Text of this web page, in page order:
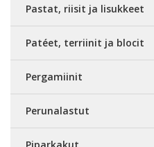
Pastat, riisit ja lisukkeet
Patéet, terriinit ja blocit
Pergamiinit
Perunalastut